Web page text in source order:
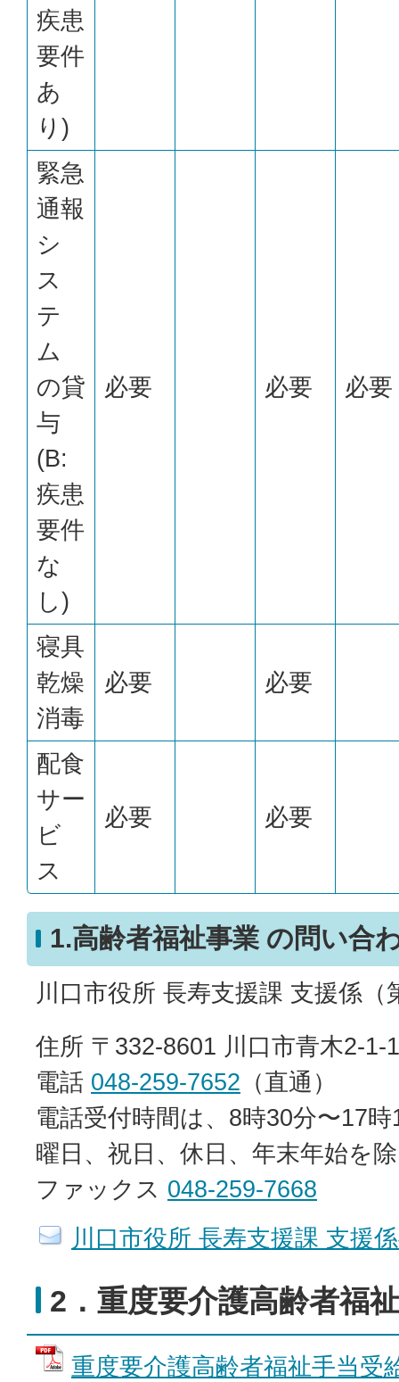
疾患
要件
あ
り)
緊急
通報
シ
ス
テ
ム
の貸
与
(B:
疾患
要件
な
し)
必要 必要 必要
寝具
乾燥
消毒
必要 必要
配食
サー
ビ
ス
必要 必要
1.高齢者福祉事業 の問い合
川口市役所 長寿支援課 支援係（
住所 〒332-8601 川口市青木2-1-1
電話 048-259-7652 （直通）
電話受付時間は、8時30分〜17
曜日、祝日、休日、年末年始を
ファックス 048-259-7668
川口市役所 長寿支援課 支援
2．重度要介護高齢者福
重度要介護高齢者福祉手当受